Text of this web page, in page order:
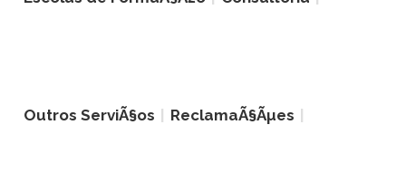
Outros ServiÃ§os ReclamaÃ§Ãµes